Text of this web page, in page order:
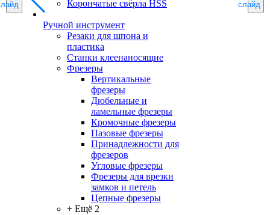
Корончатые свёрла HSS
Ручной инструмент
Резаки для шпона и
пластика
Станки клеенаносящие
Фрезеры
Вертикальные
фрезеры
Дюбельные и
ламельные фрезеры
Кромочные фрезеры
Пазовые фрезеры
Принадлежности для
фрезеров
Угловые фрезеры
Фрезеры для врезки
замков и петель
Цепные фрезеры
+ Ещё 2
слайд